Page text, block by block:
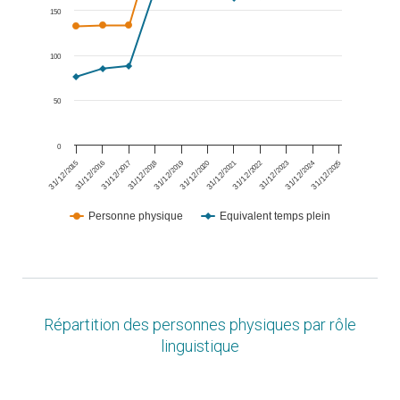
Personne physique Equivalent temps plein
31/12/
2015
31/12/
2016
31/12/
2017
31/12/
2018
31/12/
2019
31/12/
2020
31/12/
2021
31/12/
2022
31/12/
2023
31/12/
2024
31/12/
2025
0
50
100
150
Répartition des personnes physiques par rôle
linguistique